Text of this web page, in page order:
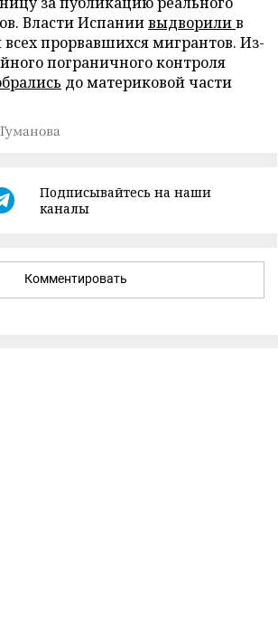
Власти Испаниивыдворилив
прорвавшихся мигрантов. Из-
пограничного контроля
до материковой части
Подписывайтесь на наши
каналы
Комментировать